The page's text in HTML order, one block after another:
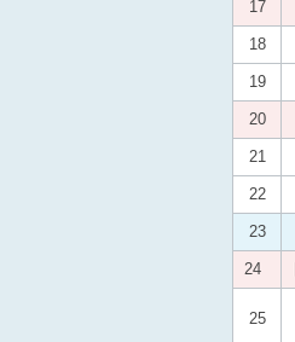
17
18
19
20
21
22
23
24
25